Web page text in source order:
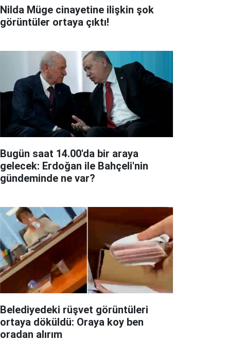
Nilda Müge cinayetine ilişkin şok
görüntüler ortaya çıktı!
Bugün saat 14.00'da bir araya
gelecek: Erdoğan ile Bahçeli'nin
gündeminde ne var?
Belediyedeki rüşvet görüntüleri
ortaya döküldü: Oraya koy ben
oradan alırım